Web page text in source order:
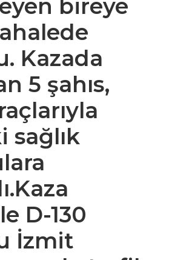
bireye
Kazada
5 şahıs,
sağlık
D-130
İzmit